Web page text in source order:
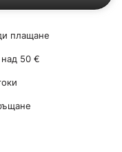
плащане
над 50 €